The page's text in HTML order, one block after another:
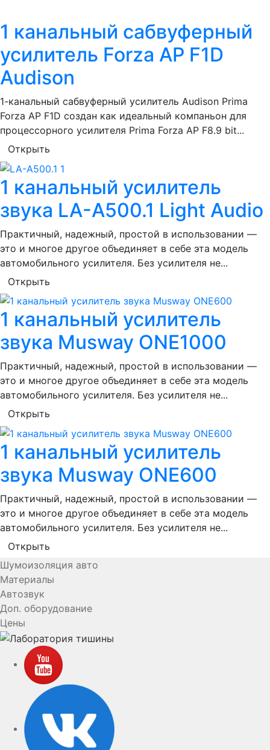
1 канальный сабвуферный
усилитель Forza AP F1D
Audison
1-канальный сабвуферный усилитель Audison Prima
Forza AP F1D создан как идеальный компаньон для
процессорного усилителя Prima Forza AP F8.9 bit...
Открыть
1 канальный усилитель
звука LA-A500.1 Light Audio
Практичный, надежный, простой в использовании —
это и многое другое объединяет в себе эта модель
автомобильного усилителя. Без усилителя не...
Открыть
1 канальный усилитель
звука Musway ONE1000
Практичный, надежный, простой в использовании —
это и многое другое объединяет в себе эта модель
автомобильного усилителя. Без усилителя не...
Открыть
1 канальный усилитель
звука Musway ONE600
Практичный, надежный, простой в использовании —
это и многое другое объединяет в себе эта модель
автомобильного усилителя. Без усилителя не...
Открыть
Шумоизоляция авто
Материалы
Автозвук
Доп. оборудование
Цены